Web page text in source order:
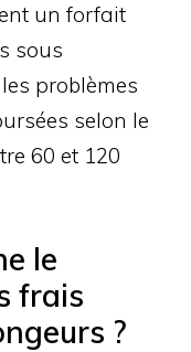
un forfait
sous
problèmes
selon le
60 et 120
le
frais
?